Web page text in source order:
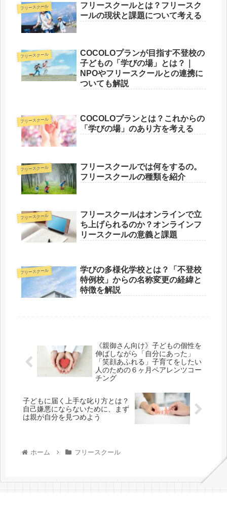
フリースクール
フリースクールとは？フリースク
ールの現状と課題について考える
フリースクール
COCOLOプランが目指す不登校の
子どもの「学びの場」とは？｜
NPOやフリースクールとの連携に
ついても解説
フリースクール
COCOLOプランとは？これからの
「学びの場」のあり方を考える
フリースクール
フリースクールでは何をするの。
フリースクールの種類を紹介
フリースクール
フリースクールはオンラインで立
ち上げられるのか？オンラインフ
リースクールの意義と課題
フリースクール
学びの多様化学校とは？「不登校
特例校」からの名称変更の経緯と
特徴を解説
《親御さん向け》子どもの個性を
伸ばしながら「自分にあった」
「笑顔あふれる」子育てをしたい
人のための６ヶ月ペアレンツコー
チング
子どもに届く上手な叱り方とは？
自己嫌悪にならないために、まず
は親が自分を見つめよう
ホーム フリースクール